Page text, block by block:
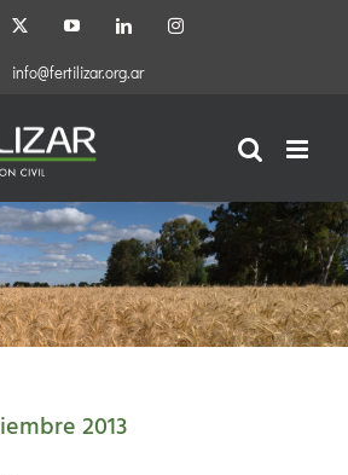
X YouTubeLinkedInInstagram
info@fertilizar.org.ar
2013